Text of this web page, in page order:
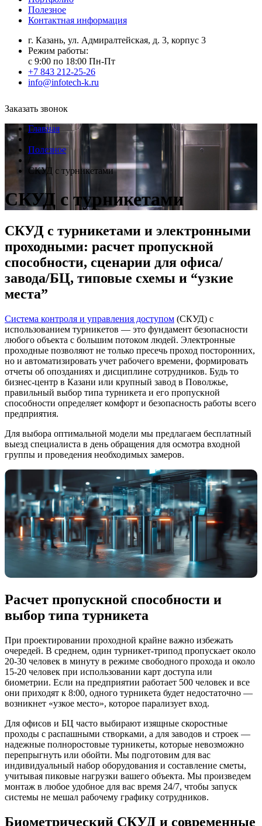
Полезное
Контактная информация
г. Казань, ул. Адмиралтейская, д. 3, корпус 3
Режим работы:
с 9:00 по 18:00 Пн-Пт
+7 843 212-25-26
info@infotech-k.ru
Заказать звонок
Главная
Полезное
СКУД с турникетами
СКУД с турникетами
СКУД с турникетами и электронными
проходными: расчет пропускной
способности, сценарии для офиса/
завода/БЦ, типовые схемы и “узкие
места”
Система контроля и управления доступом (СКУД) с
использованием турникетов — это фундамент безопасности
любого объекта с большим потоком людей. Электронные
проходные позволяют не только пресечь проход посторонних,
но и автоматизировать учет рабочего времени, формировать
отчеты об опозданиях и дисциплине сотрудников. Будь то
бизнес-центр в Казани или крупный завод в Поволжье,
правильный выбор типа турникета и его пропускной
способности определяет комфорт и безопасность работы всего
предприятия.
Для выбора оптимальной модели мы предлагаем бесплатный
выезд специалиста в день обращения для осмотра входной
группы и проведения необходимых замеров.
Расчет пропускной способности и
выбор типа турникета
При проектировании проходной крайне важно избежать
очередей. В среднем, один турникет-трипод пропускает около
20-30 человек в минуту в режиме свободного прохода и около
15-20 человек при использовании карт доступа или
биометрии. Если на предприятии работает 500 человек и все
они приходят к 8:00, одного турникета будет недостаточно —
возникнет «узкое место», которое парализует вход.
Для офисов и БЦ часто выбирают изящные скоростные
проходы с распашными створками, а для заводов и строек —
надежные полноростовые турникеты, которые невозможно
перепрыгнуть или обойти. Мы подготовим для вас
индивидуальный набор оборудования и составление сметы,
учитывая пиковые нагрузки вашего объекта. Мы произведем
монтаж в любое удобное для вас время 24/7, чтобы запуск
системы не мешал рабочему графику сотрудников.
Биометрический СКУД и современные